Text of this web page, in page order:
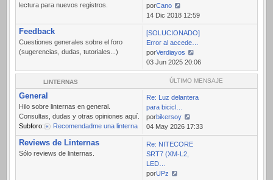
lectura para nuevos registros.
porCano
Ver
último
mensaje
14 Dic 2018 12:59
Feedback
Cuestiones generales sobre el foro
(sugerencias, dudas, tutoriales...)
[SOLUCIONADO]
Error al accede…
porVerdiayos
Ver
último
mensaje
03 Jun 2025 20:06
LINTERNAS ÚLTIMO MENSAJE
General
Hilo sobre linternas en general.
Consultas, dudas y otras opiniones aquí.
Subforo:
Recomendadme una linterna
Re: Luz delantera
para bicicl…
porbikersoy
Ver
último
mensaje
04 May 2026 17:33
Reviews de Linternas
Sólo reviews de linternas.
Re: NITECORE
SRT7 (XM-L2,
LED…
porUPz